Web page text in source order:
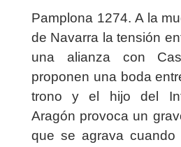
Pamplona 1274. A la
de Navarra la tensión
una alianza con
proponen una boda
trono y el hijo del
Aragón provoca un
que se agrava cuando